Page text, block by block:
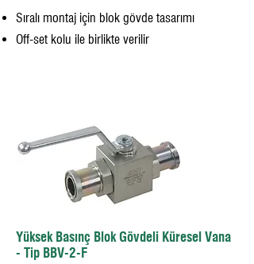
Sıralı montaj için blok gövde tasarımı
Off-set kolu ile birlikte verilir
Yüksek Basınç Blok Gövdeli Küresel Vana
- Tip BBV-2-F